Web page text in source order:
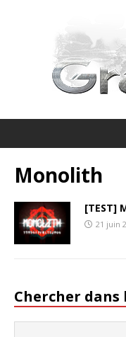
Monolith
[TEST]
21 juin
Chercher dans